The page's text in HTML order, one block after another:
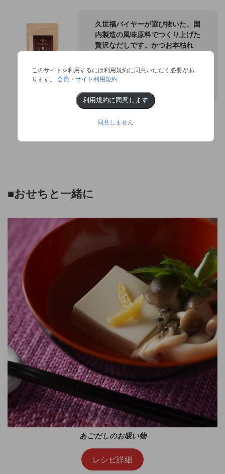
久世福バイヤーが選び抜いた、国
内製造の風味原料でつくり上げた
贅沢なだしです。かつお本枯れ
焼あごの旨みのバランスと、あっ
さりとした上品な味わいが、お料
商品詳細はこちら≫
■おせちと一緒に
あごだしのお吸い物
レシピ詳細
このサイトを利用するには利用規約に同意いただく必要があ
ります。会員・サイト利用規約
利用規約に同意します
同意しません